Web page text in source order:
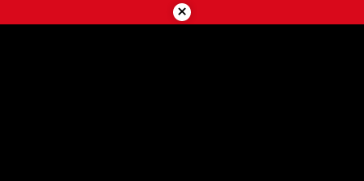
to
×